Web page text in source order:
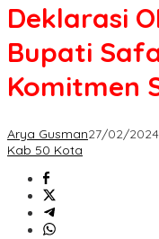
Deklarasi
Bupati
Komitmen
Arya Gusman27/02/2024
Kab 50 Kota